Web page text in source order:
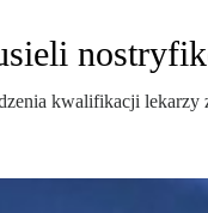
kwalifikacji